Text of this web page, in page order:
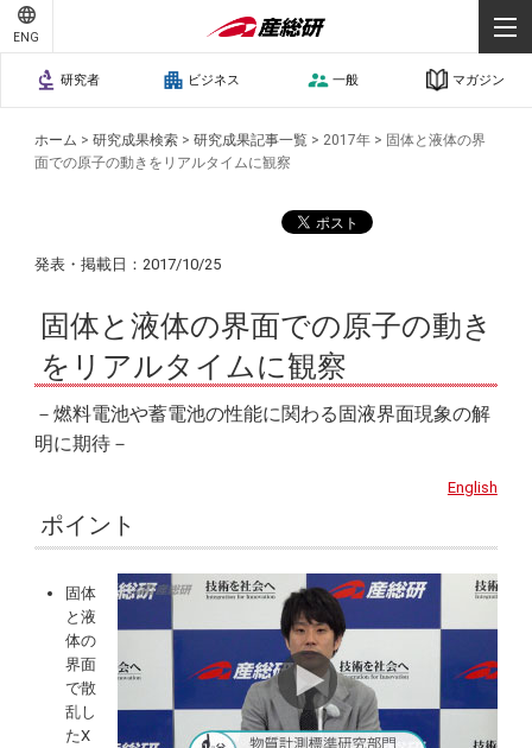
ENG
研究者 ビジネス 一般 マガジン
ホーム >研究成果検索 >研究成果記事一覧 > 2017年 > 固体と液体の界
面での原子の動きをリアルタイムに観察
発表・掲載日：2017/10/25
固体と液体の界面での原子の動き
をリアルタイムに観察
－燃料電池や蓄電池の性能に関わる固液界面現象の解
明に期待－
English
ポイント
固体
と液
体の
界面
で散
乱し
たX